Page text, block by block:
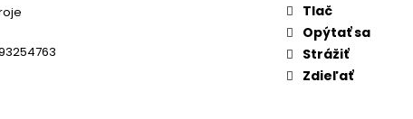
Tlač
Opýtať sa
Strážiť
Zdieľať